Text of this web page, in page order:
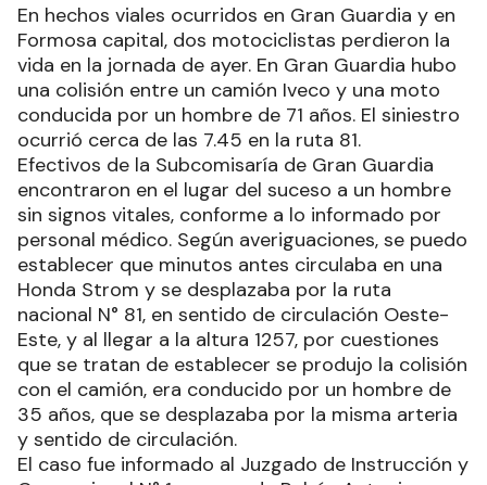
En hechos viales ocurridos en Gran Guardia y en
Formosa capital, dos motociclistas perdieron la
vida en la jornada de ayer. En Gran Guardia hubo
una colisión entre un camión Iveco y una moto
conducida por un hombre de 71 años. El siniestro
ocurrió cerca de las 7.45 en la ruta 81.
Efectivos de la Subcomisaría de Gran Guardia
encontraron en el lugar del suceso a un hombre
sin signos vitales, conforme a lo informado por
personal médico. Según averiguaciones, se puedo
establecer que minutos antes circulaba en una
Honda Strom y se desplazaba por la ruta
nacional N° 81, en sentido de circulación Oeste-
Este, y al llegar a la altura 1257, por cuestiones
que se tratan de establecer se produjo la colisión
con el camión, era conducido por un hombre de
35 años, que se desplazaba por la misma arteria
y sentido de circulación.
El caso fue informado al Juzgado de Instrucción y